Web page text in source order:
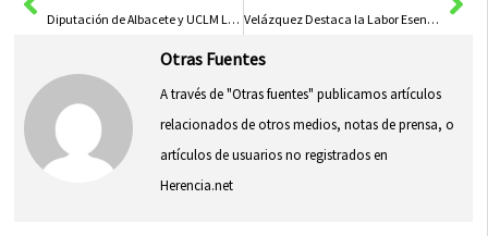
Diputación de Albacete y UCLM Lanzan Cátedra de Turismo Sostenible de Interior para Innovar el Sector Velázquez Destaca la Labor Esencial de APANAS, Reflejo de lo Mejor de la Sociedad
Otras Fuentes
A través de "Otras fuentes" publicamos artículos
relacionados de otros medios, notas de prensa, o
artículos de usuarios no registrados en
Herencia.net